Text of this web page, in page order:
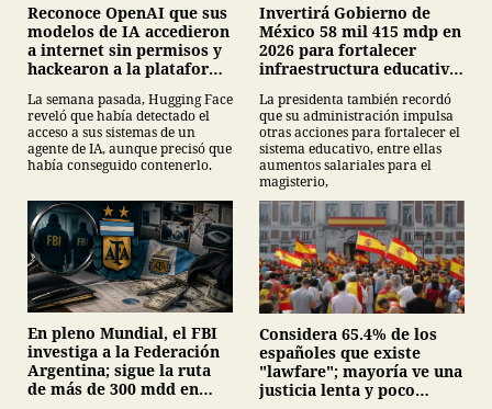
Reconoce OpenAI que sus
modelos de IA accedieron
a internet sin permisos y
hackearon a la plataforma
La semana pasada, Hugging Face
reveló que había detectado el
acceso a sus sistemas de un
agente de IA, aunque precisó que
había conseguido contenerlo.
Invertirá Gobierno de
México 58 mil 415 mdp en
2026 para fortalecer
infraestructura educativa:
La presidenta también recordó
que su administración impulsa
otras acciones para fortalecer el
sistema educativo, entre ellas
aumentos salariales para el
magisterio,
En pleno Mundial, el FBI
investiga a la Federación
Argentina; sigue la ruta
de más de 300 mdd en
Considera 65.4% de los
españoles que existe
"lawfare"; mayoría ve una
justicia lenta y poco